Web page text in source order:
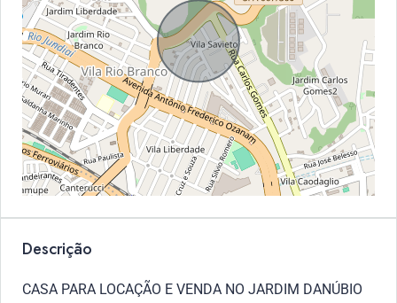
Descrição
CASA PARA LOCAÇÃO E VENDA NO JARDIM DANÚBIO